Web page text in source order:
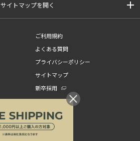
サイトマップを開く
ご利用規約
よくある質問
プライバシーポリシー
サイトマップ
新卒採用